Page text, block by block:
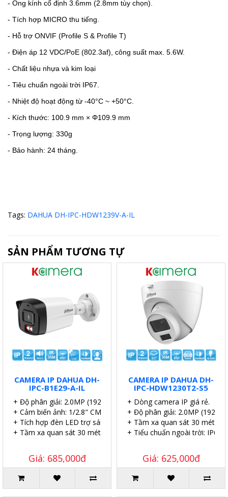
- Ống kính cố định 3.6mm (2.8mm tùy chọn).
- Tích hợp MICRO thu tiếng.
- Hỗ trợ ONVIF (Profile S & Profile T)
- Điện áp 12 VDC/PoE (802.3af), công suất max. 5.6W.
- Chất liệu nhựa và kim loại
- Tiêu chuẩn ngoài trời IP67.
- Nhiệt độ hoạt động từ -40°C ~ +50°C.
- Kích thước: 100.9 mm × Φ109.9 mm
- Trọng lượng: 330g
- Bảo hành: 24 tháng.
Tags: DAHUA DH-IPC-HDW1239V-A-IL
SẢN PHẨM TƯƠNG TỰ
CAMERA IP DAHUA DH-
IPC-B1E29-A-IL
+ Độ phân giải: 2.0MP (1920 × 1080)@25/30 fps)
+ Cảm biến ảnh: 1/2.8" CMOS.
+ Tích hợp đèn LED trợ sáng 15m.
+ Tầm xa quan sát 30 mét.
Giá: 685,000đ
CAMERA IP DAHUA DH-
IPC-HDW1230T2-S5
+ Dòng camera IP giá rẻ.
+ Độ phân giải: 2.0MP (1920
+ Tầm xa quan sát 30 mét.
+ Tiểu chuẩn ngoài trời: IP67.
Giá: 625,000đ